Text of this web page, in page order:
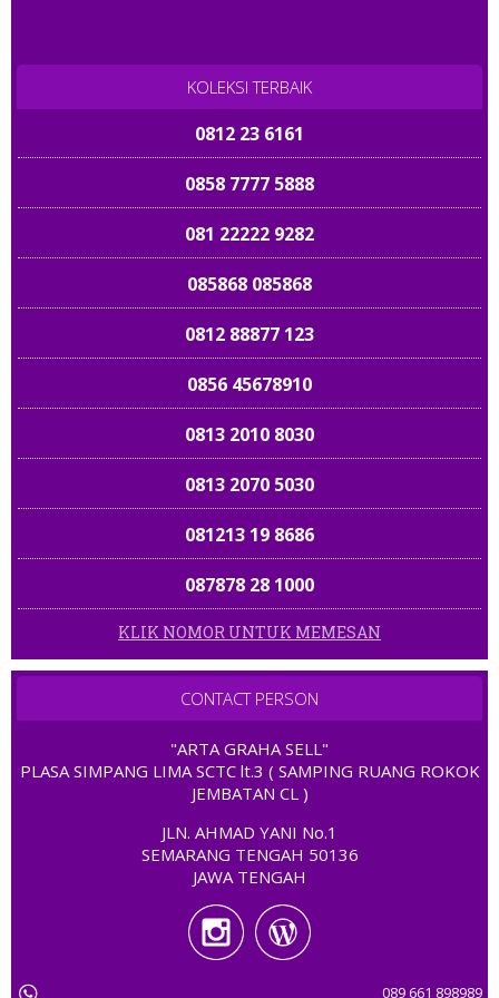
KOLEKSI TERBAIK
0812 23 6161
0858 7777 5888
081 22222 9282
085868 085868
0812 88877 123
0856 45678910
0813 2010 8030
0813 2070 5030
081213 19 8686
087878 28 1000
0822 6800 9700
081 385 788999
08122 120 1200
085588 67899
081 323232 989
08 226 228 2228
08 999999 138
KLIK NOMOR UNTUK MEMESAN
CONTACT PERSON
"ARTA GRAHA SELL"
PLASA SIMPANG LIMA SCTC lt.3 ( SAMPING RUANG ROKOK
JEMBATAN CL )
JLN. AHMAD YANI No.1
SEMARANG TENGAH 50136
JAWA TENGAH
089 661 898989